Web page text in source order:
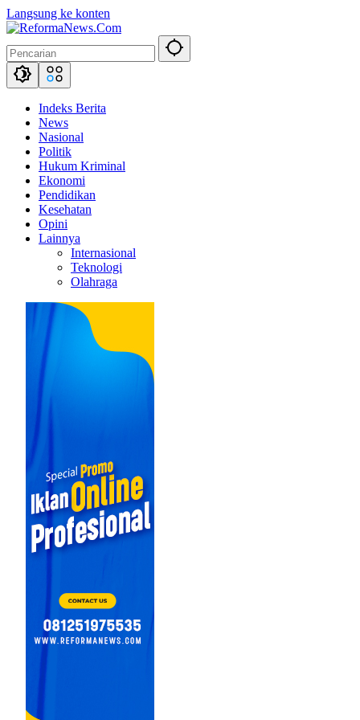
Langsung ke konten
Indeks Berita
News
Nasional
Politik
Hukum Kriminal
Ekonomi
Pendidikan
Kesehatan
Opini
Lainnya
Internasional
Teknologi
Olahraga